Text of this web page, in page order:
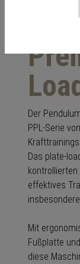
Der
PPL-Serie
Das plate-
effektives
Mit
Fußplatte
diese